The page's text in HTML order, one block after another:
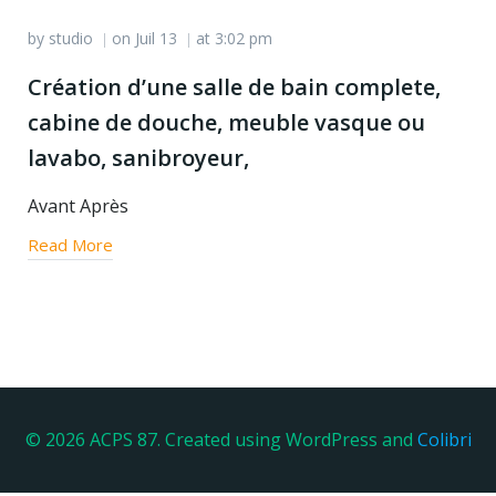
by studio | on Juil 13 | at 3:02 pm
Création d’une salle de bain complete,
cabine de douche, meuble vasque ou
lavabo, sanibroyeur,
Avant Après
Read More
© 2026 ACPS 87. Created using WordPress and Colibri